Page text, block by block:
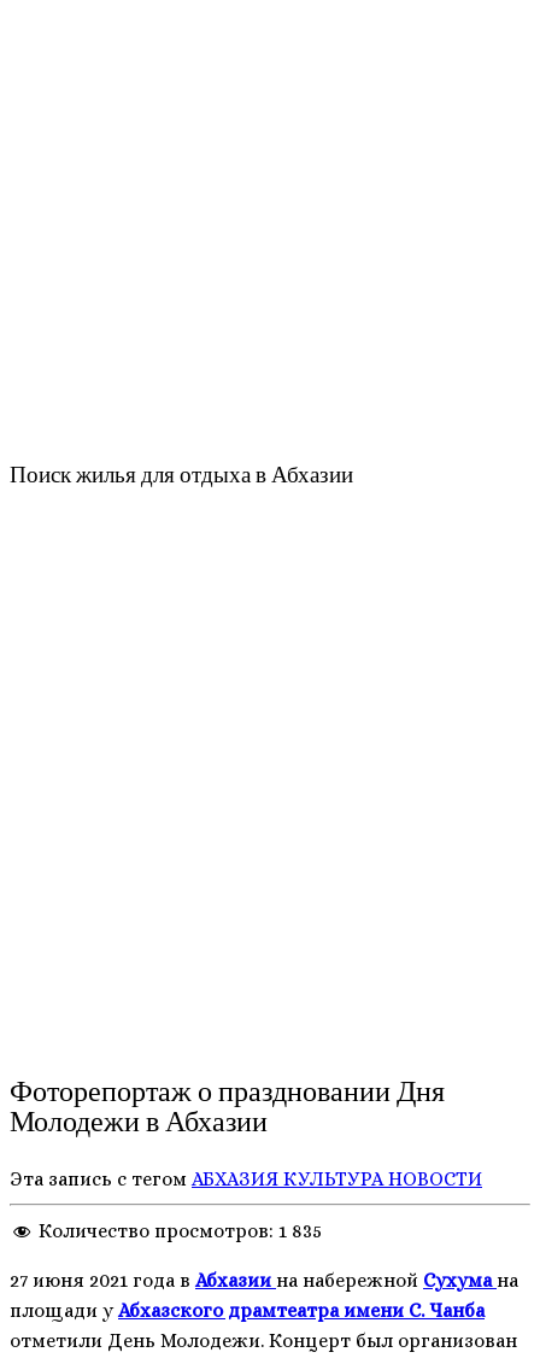
Поиск жилья для отдыха в Абхазии
Фоторепортаж о праздновании Дня
Молодежи в Абхазии
Эта запись с тегомАБХАЗИЯ КУЛЬТУРАНОВОСТИ
Количество просмотров: 1 835
27 июня 2021 года вАбхазии на набережной Сухума на
площади уАбхазского драмтеатра имени С. Чанба
отметили День Молодежи. Концерт был организован